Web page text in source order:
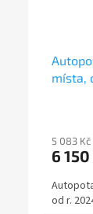
místa,
5 083 Kč
6
od r.